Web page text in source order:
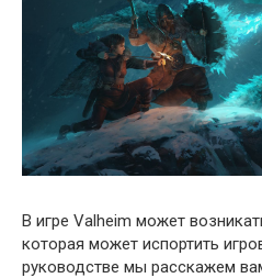
В игре Valheim может
которая может испортить
руководстве мы расскажем